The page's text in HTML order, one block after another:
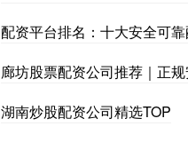
配资平台排名：十大安全可
廊坊股票配资公司推荐｜正
湖南炒股配资公司精选TOP